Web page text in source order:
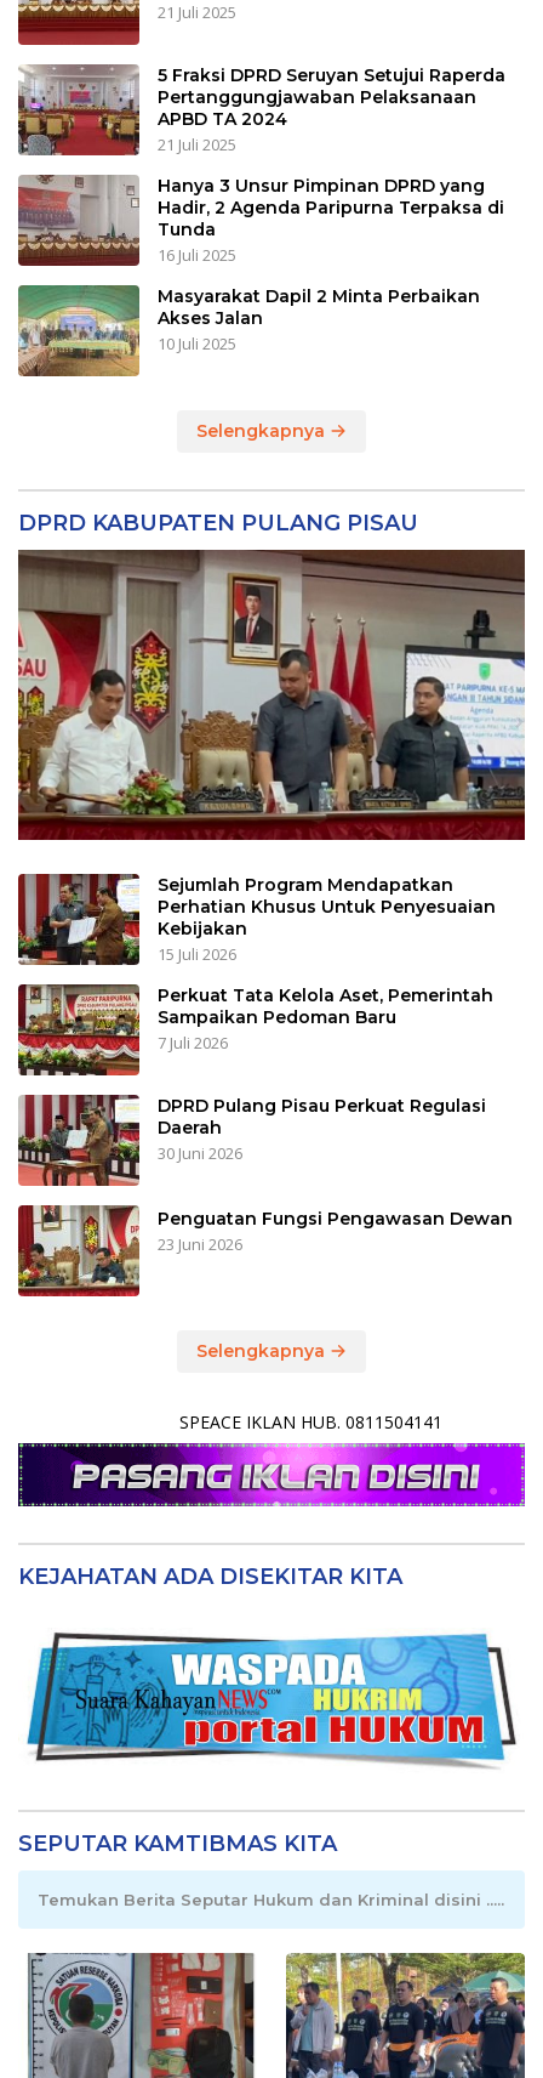
21 Juli 2025
5 Fraksi DPRD Seruyan Setujui Raperda
Pertanggungjawaban Pelaksanaan
APBD TA 2024
21 Juli 2025
Hanya 3 Unsur Pimpinan DPRD yang
Hadir, 2 Agenda Paripurna Terpaksa di
Tunda
16 Juli 2025
Masyarakat Dapil 2 Minta Perbaikan
Akses Jalan
10 Juli 2025
Selengkapnya
DPRD KABUPATEN PULANG PISAU
Sejumlah Program Mendapatkan
Perhatian Khusus Untuk Penyesuaian
Kebijakan
15 Juli 2026
Perkuat Tata Kelola Aset, Pemerintah
Sampaikan Pedoman Baru
7 Juli 2026
DPRD Pulang Pisau Perkuat Regulasi
Daerah
30 Juni 2026
Penguatan Fungsi Pengawasan Dewan
23 Juni 2026
Selengkapnya
SPEACE IKLAN HUB. 0811504141
KEJAHATAN ADA DISEKITAR KITA
SEPUTAR KAMTIBMAS KITA
Temukan Berita Seputar Hukum dan Kriminal disini .....